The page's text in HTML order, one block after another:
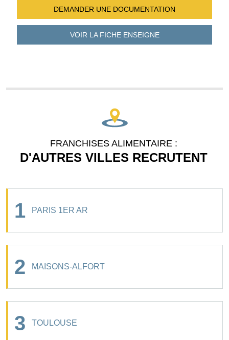
DEMANDER UNE DOCUMENTATION
VOIR LA FICHEENSEIGNE
FRANCHISES ALIMENTAIRE :
D'AUTRES VILLES RECRUTENT
1 PARIS 1ER AR
2 MAISONS-ALFORT
3 TOULOUSE